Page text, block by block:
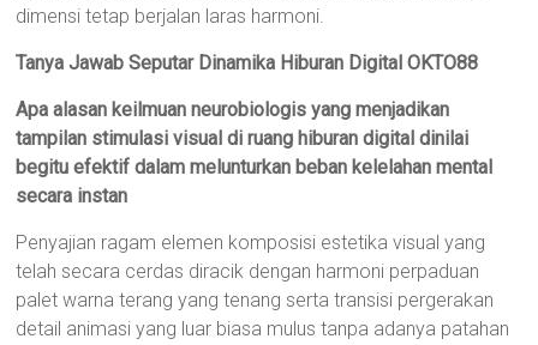
dimensi tetap berjalan laras harmoni.
Tanya Jawab Seputar Dinamika Hiburan Digital OKTO88
Apa alasan keilmuan neurobiologis yang menjadikan
tampilan stimulasi visual di ruang hiburan digital dinilai
begitu efektif dalam melunturkan beban kelelahan mental
secara instan
Penyajian ragam elemen komposisi estetika visual yang
telah secara cerdas diracik dengan harmoni perpaduan
palet warna terang yang tenang serta transisi pergerakan
detail animasi yang luar biasa mulus tanpa adanya patahan